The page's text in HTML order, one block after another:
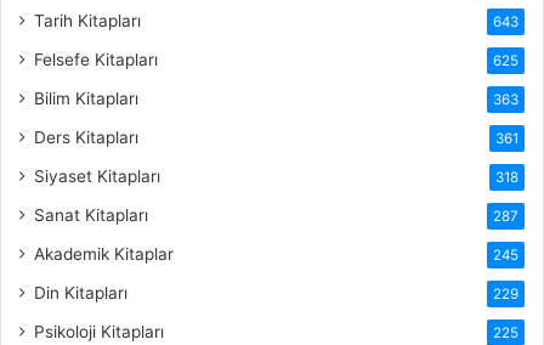
Tarih Kitapları 643
Felsefe Kitapları 625
Bilim Kitapları 363
Ders Kitapları 361
Siyaset Kitapları 318
Sanat Kitapları 287
Akademik Kitaplar 245
Din Kitapları 229
Psikoloji Kitapları 225